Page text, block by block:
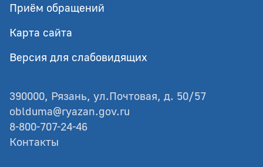
Приём обращений
Карта сайта
Версия для слабовидящих
390000, Рязань, ул.Почтовая, д. 50/57
oblduma@ryazan.gov.ru
8-800-707-24-46
Контакты